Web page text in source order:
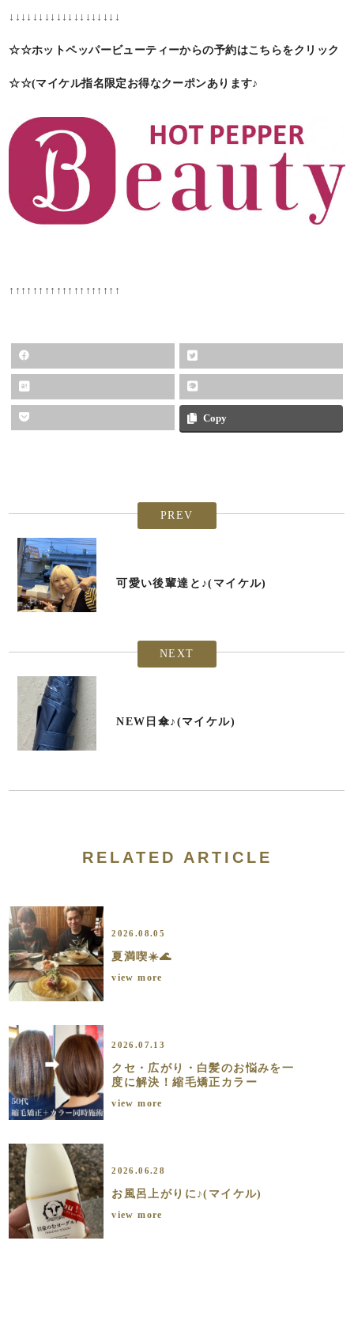
↓↓↓↓↓↓↓↓↓↓↓↓↓↓↓↓↓↓↓
☆☆ホットペッパービューティーからの予約はこちらをクリック
☆☆(マイケル指名限定お得なクーポンあります♪
↑↑↑↑↑↑↑↑↑↑↑↑↑↑↑↑↑↑↑
Copy
PREV
可愛い後輩達と♪(マイケル)
NEXT
NEW日傘♪(マイケル)
RELATED ARTICLE
2026.08.05
夏満喫☀️🌊
view more
2026.07.13
クセ・広がり・白髪のお悩みを一
度に解決！縮毛矯正カラー
view more
2026.06.28
お風呂上がりに♪(マイケル)
view more